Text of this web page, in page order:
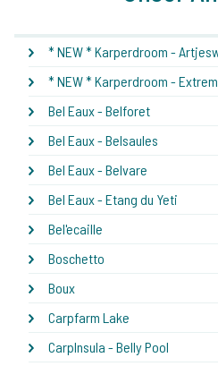
* NEW * Karperdroom -
* NEW * Karperdroom -
Bel Eaux - Belforet
Bel Eaux - Belsaules
Bel Eaux - Belvare
Bel Eaux - Etang du Yeti
Bel'ecaille
Boschetto
Boux
Carpfarm Lake
CarpInsula - Belly Pool